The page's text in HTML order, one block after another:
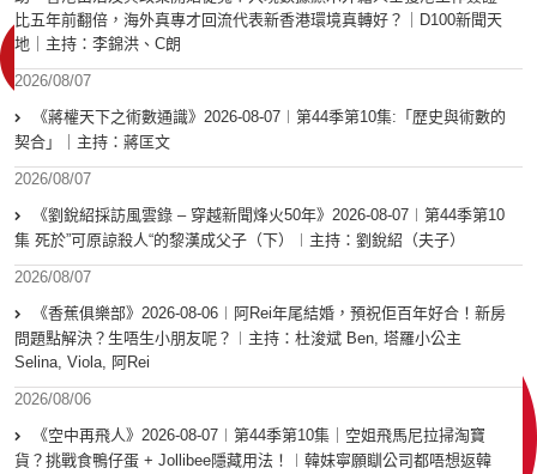
比五年前翻倍，海外真專才回流代表新香港環境真轉好？｜D100新聞天
地｜主持：李錦洪、C朗
2026/08/07
《蔣權天下之術數通識》2026-08-07︱第44季第10集:「歴史與術數的
契合」｜主持：蔣匡文
2026/08/07
《劉銳紹採訪風雲錄 – 穿越新聞烽火50年》2026-08-07︱第44季第10
集 死於”可原諒殺人“的黎漢成父子（下）︱主持：劉銳紹（夫子）
2026/08/07
《香蕉俱樂部》2026-08-06︱阿Rei年尾結婚，預祝佢百年好合！新房
問題點解決？生唔生小朋友呢？︱主持：杜浚斌 Ben, 塔羅小公主
Selina, Viola, 阿Rei
2026/08/06
《空中再飛人》2026-08-07︱第44季第10集｜空姐飛馬尼拉掃淘寶
貨？挑戰食鴨仔蛋 + Jollibee隱藏用法！︱韓妹寧願瞓公司都唔想返韓